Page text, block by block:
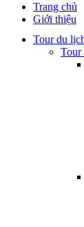
Trang chủ
Giới thiệu
Tour du
Tour